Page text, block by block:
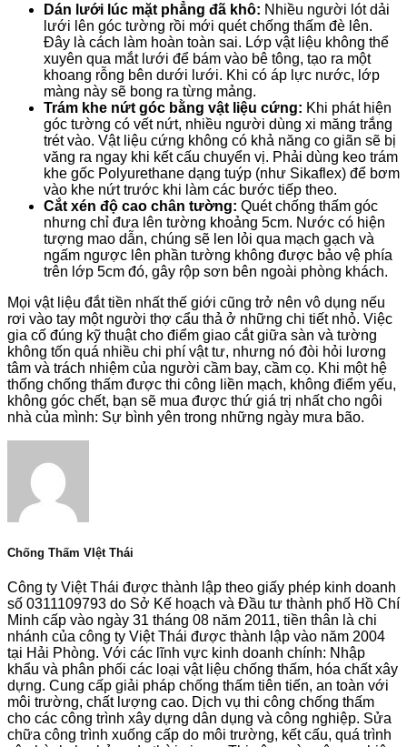
Dán lưới lúc mặt phẳng đã khô: Nhiều người lót dải
lưới lên góc tường rồi mới quét chống thấm đè lên.
Đây là cách làm hoàn toàn sai. Lớp vật liệu không thể
xuyên qua mắt lưới để bám vào bê tông, tạo ra một
khoang rỗng bên dưới lưới. Khi có áp lực nước, lớp
màng này sẽ bong ra từng mảng.
Trám khe nứt góc bằng vật liệu cứng: Khi phát hiện
góc tường có vết nứt, nhiều người dùng xi măng trắng
trét vào. Vật liệu cứng không có khả năng co giãn sẽ bị
văng ra ngay khi kết cấu chuyển vị. Phải dùng keo trám
khe gốc Polyurethane dạng tuýp (như Sikaflex) để bơm
vào khe nứt trước khi làm các bước tiếp theo.
Cắt xén độ cao chân tường: Quét chống thấm góc
nhưng chỉ đưa lên tường khoảng 5cm. Nước có hiện
tượng mao dẫn, chúng sẽ len lỏi qua mạch gạch và
ngấm ngược lên phần tường không được bảo vệ phía
trên lớp 5cm đó, gây rộp sơn bên ngoài phòng khách.
Mọi vật liệu đắt tiền nhất thế giới cũng trở nên vô dụng nếu
rơi vào tay một người thợ cẩu thả ở những chi tiết nhỏ. Việc
gia cố đúng kỹ thuật cho điểm giao cắt giữa sàn và tường
không tốn quá nhiều chi phí vật tư, nhưng nó đòi hỏi lương
tâm và trách nhiệm của người cầm bay, cầm cọ. Khi một hệ
thống chống thấm được thi công liền mạch, không điểm yếu,
không góc chết, bạn sẽ mua được thứ giá trị nhất cho ngôi
nhà của mình: Sự bình yên trong những ngày mưa bão.
Chống Thấm VIệt Thái
Công ty Việt Thái được thành lập theo giấy phép kinh doanh
số 0311109793 do Sở Kế hoạch và Đầu tư thành phố Hồ Chí
Minh cấp vào ngày 31 tháng 08 năm 2011, tiền thân là chi
nhánh của công ty Việt Thái được thành lập vào năm 2004
tại Hải Phòng. Với các lĩnh vực kinh doanh chính: Nhập
khẩu và phân phối các loại vật liệu chống thấm, hóa chất xây
dựng. Cung cấp giải pháp chống thấm tiên tiến, an toàn với
môi trường, chất lượng cao. Dịch vụ thi công chống thấm
cho các công trình xây dựng dân dụng và công nghiệp. Sửa
chữa công trình xuống cấp do môi trường, kết cấu, quá trình